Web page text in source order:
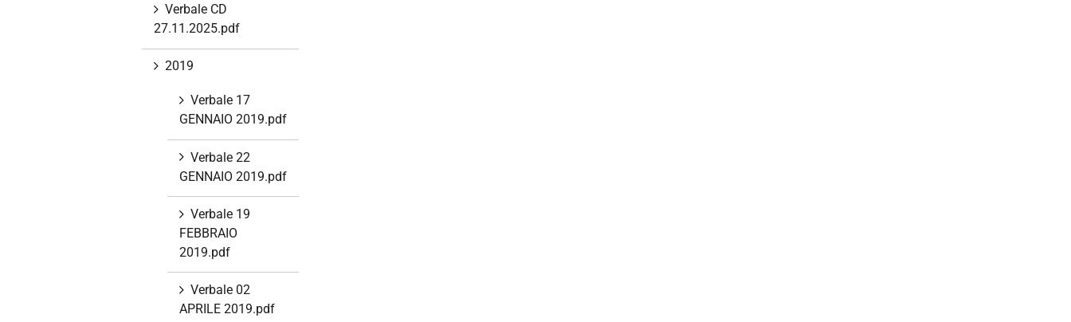
Verbale CD
27.11.2025.pdf
2019
Verbale 17
GENNAIO 2019.pdf
Verbale 22
GENNAIO 2019.pdf
Verbale 19
FEBBRAIO
2019.pdf
Verbale 02
APRILE 2019.pdf